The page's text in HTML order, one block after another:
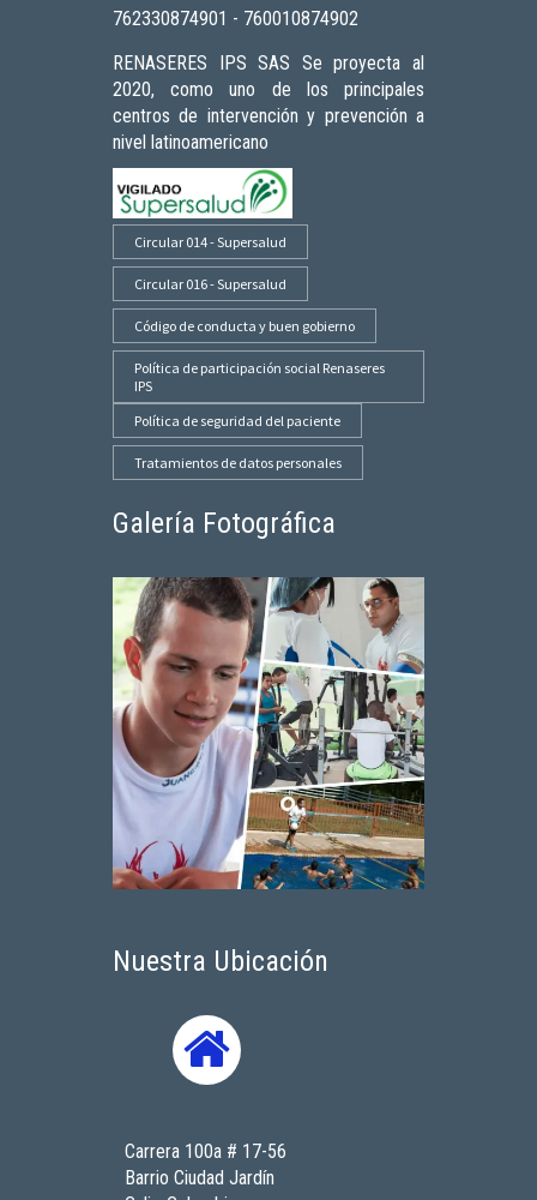
762330874901 - 760010874902
RENASERES IPS SAS Se proyecta al
2020, como uno de los principales
centros de intervención y prevención a
nivel latinoamericano
Circular 014 - Supersalud
Circular 016 - Supersalud
Código de conducta y buen gobierno
Política de participación social Renaseres
IPS
Política de seguridad del paciente
Tratamientos de datos personales
Galería Fotográfica
Nuestra Ubicación
Carrera 100a # 17-56
Barrio Ciudad Jardín